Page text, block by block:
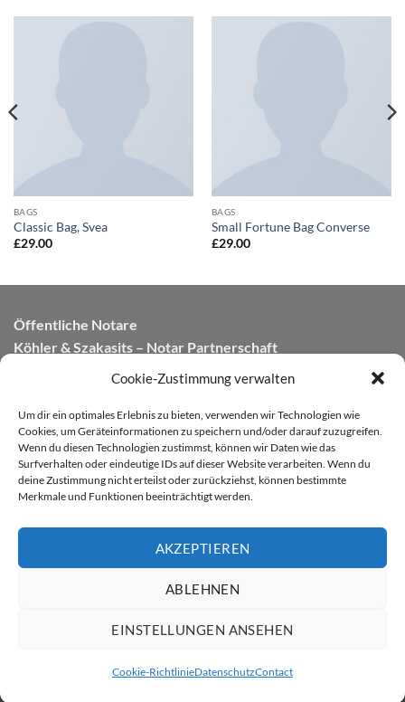
Cookie-Zustimmung verwalten
Um dir ein optimales Erlebnis zu bieten, verwenden wir Technologien wie
Cookies, um Geräteinformationen zu speichern und/oder darauf zuzugreifen.
Wenn du diesen Technologien zustimmst, können wir Daten wie das
Surfverhalten oder eindeutige IDs auf dieser Website verarbeiten. Wenn du
deine Zustimmung nicht erteilst oder zurückziehst, können bestimmte
Merkmale und Funktionen beeinträchtigt werden.
AKZEPTIEREN
ABLEHNEN
EINSTELLUNGEN ANSEHEN
Cookie-RichtlinieDatenschutzContact
BAGS
Classic Bag, Svea
£29.00
BAGS
Small Fortune Bag Converse
£29.00
Öffentliche Notare
Köhler & Szakasits – Notar Partnerschaft
A-3430 Tulln a. d. Donau
Rudolfstrasse 5
Tel. +43 (0)2272 / 62352
Fax. +43 (0)2272 / 62352-18
office@ks-notare.at
UID: ATU 62174257
FN 272134 y
Link zur Notariatskammer Wien, NÖ, Bgld.
Content copyright 2026 ©KS NOTARE
Cookie Richtlinie (EU)